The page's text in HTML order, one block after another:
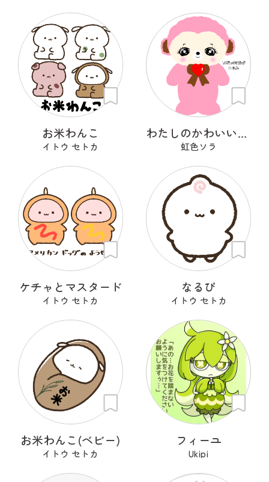
お米わんこ
イトウ セトカ
わたしのかわいいせかい
虹色ソラ
ケチャとマスタード
イトウ セトカ
なるぴ
イトウ セトカ
お米わんこ(ベビー)
イトウ セトカ
フィーユ
Ukipi